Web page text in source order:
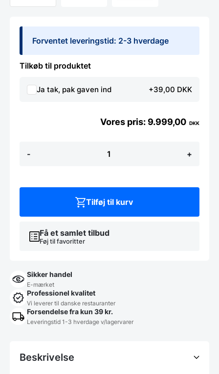
Forventet leveringstid: 2-3 hverdage
Tilkøb til produktet
Ja tak, pak gaven ind +39,00 DKK
-
WineComfort
+
9.999,00 DKK
Få et samlet tilbud
Føj til favoritter
Tilføj til kurv
Sikker handel
E-mærket
Professionel kvalitet
Vi leverer til danske restauranter
Forsendelse fra kun 39 kr.
Leveringstid 1-3 hverdage v/lagervarer
Beskrivelse